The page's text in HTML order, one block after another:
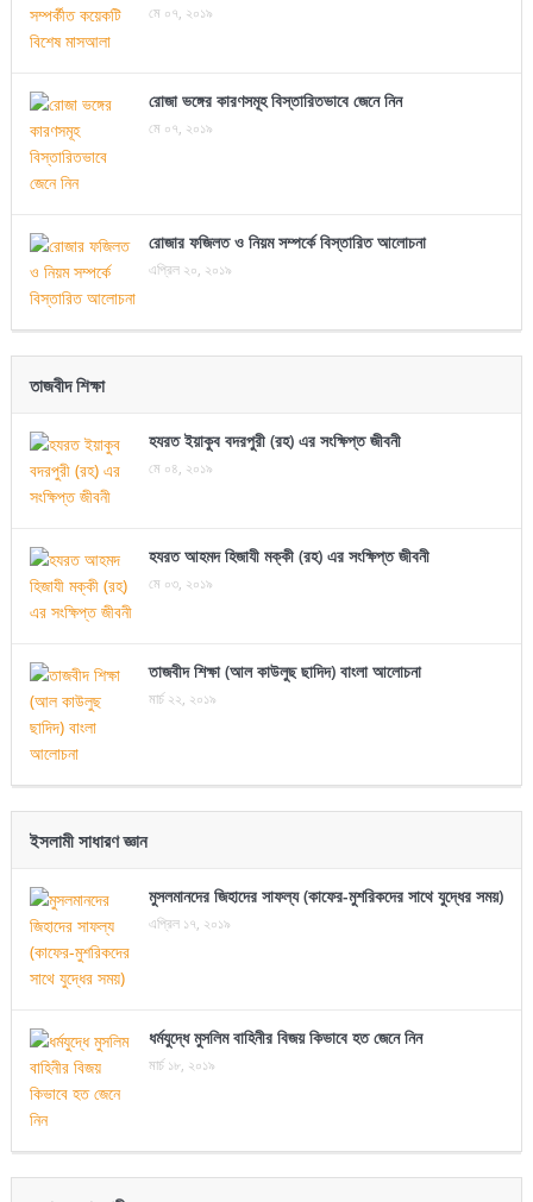
মে ০৭, ২০১৯
রোজা ভঙ্গের কারণসমূহ বিস্তারিতভাবে জেনে নিন
মে ০৭, ২০১৯
রোজার ফজিলত ও নিয়ম সম্পর্কে বিস্তারিত আলোচনা
এপ্রিল ২০, ২০১৯
তাজবীদ শিক্ষা
হযরত ইয়াকুব বদরপুরী (রহ) এর সংক্ষিপ্ত জীবনী
মে ০৪, ২০১৯
হযরত আহমদ হিজাযী মক্কী (রহ) এর সংক্ষিপ্ত জীবনী
মে ০৩, ২০১৯
তাজবীদ শিক্ষা (আল কাউলুছ ছাদিদ) বাংলা আলোচনা
মার্চ ২২, ২০১৯
ইসলামী সাধারণ জ্ঞান
মুসলমানদের জিহাদের সাফল্য (কাফের-মুশরিকদের সাথে যুদ্ধের সময়)
এপ্রিল ১৭, ২০১৯
ধর্মযুদ্ধে মুসলিম বাহিনীর বিজয় কিভাবে হত জেনে নিন
মার্চ ১৮, ২০১৯